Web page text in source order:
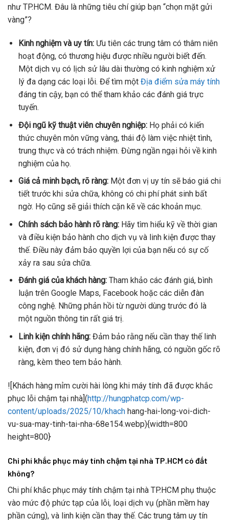
như TP.HCM. Đâu là những tiêu chí giúp bạn “chọn mặt gửi
vàng”?
Kinh nghiệm và uy tín:Ưu tiên các trung tâm có thâm niên
hoạt động, có thương hiệu được nhiều người biết đến.
Một dịch vụ có lịch sử lâu dài thường có kinh nghiệm xử
lý đa dạng các loại lỗi. Để tìm một Địa điểm sửa máy tính
đáng tin cậy, bạn có thể tham khảo các đánh giá trực
tuyến.
Đội ngũ kỹ thuật viên chuyên nghiệp:Họ phải có kiến
thức chuyên môn vững vàng, thái độ làm việc nhiệt tình,
trung thực và có trách nhiệm. Đừng ngần ngại hỏi về kinh
nghiệm của họ.
Giá cả minh bạch, rõ ràng:Một đơn vị uy tín sẽ báo giá chi
tiết trước khi sửa chữa, không có chi phí phát sinh bất
ngờ. Họ cũng sẽ giải thích cặn kẽ về các khoản mục.
Chính sách bảo hành rõ ràng:Hãy tìm hiểu kỹ về thời gian
và điều kiện bảo hành cho dịch vụ và linh kiện được thay
thế. Điều này đảm bảo quyền lợi của bạn nếu có sự cố
xảy ra sau sửa chữa.
Đánh giá của khách hàng:Tham khảo các đánh giá, bình
luận trên Google Maps, Facebook hoặc các diễn đàn
công nghệ. Những phản hồi từ người dùng trước đó là
một nguồn thông tin rất giá trị.
Linh kiện chính hãng:Đảm bảo rằng nếu cần thay thế linh
kiện, đơn vị đó sử dụng hàng chính hãng, có nguồn gốc rõ
ràng, kèm theo tem bảo hành.
![Khách hàng mỉm cười hài lòng khi máy tính đã được khắc
phục lỗi chậm tại nhà](http://hungphatcp.com/wp-
content/uploads/2025/10/khach hang-hai-long-voi-dich-
vu-sua-may-tinh-tai-nha-68e154.webp){width=800
height=800}
Chi phí khắc phục máy tính chậm tại nhà TP.HCM có đắt
không?
Chi phí khắc phục máy tính chậm tại nhà TP.HCM phụ thuộc
vào mức độ phức tạp của lỗi, loại dịch vụ (phần mềm hay
phần cứng), và linh kiện cần thay thế. Các trung tâm uy tín